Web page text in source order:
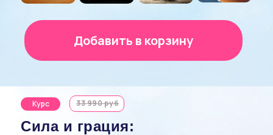
Добавить в корзину
Сила и грация:
Курс 33 990 руб